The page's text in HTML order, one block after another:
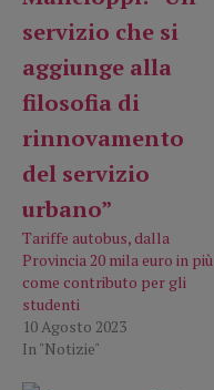
Tariffe autobus, dalla
Provincia 20 mila euro in più
come contributo per gli
studenti
10 Agosto 2023
In "Notizie"